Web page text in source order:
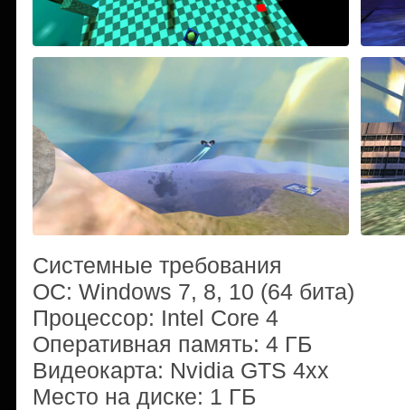
Системные требования
ОС: Windows 7, 8, 10 (64 бита)
Процессор: Intel Core 4
Оперативная память: 4 ГБ
Видеокарта: Nvidia GTS 4xx
Место на диске: 1 ГБ